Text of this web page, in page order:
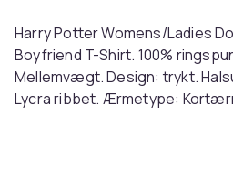
Harry Potter Womens/Ladies
Boyfriend T-Shirt. 100%
Mellemvægt. Design: trykt.
Lycra ribbet. Ærmetype: